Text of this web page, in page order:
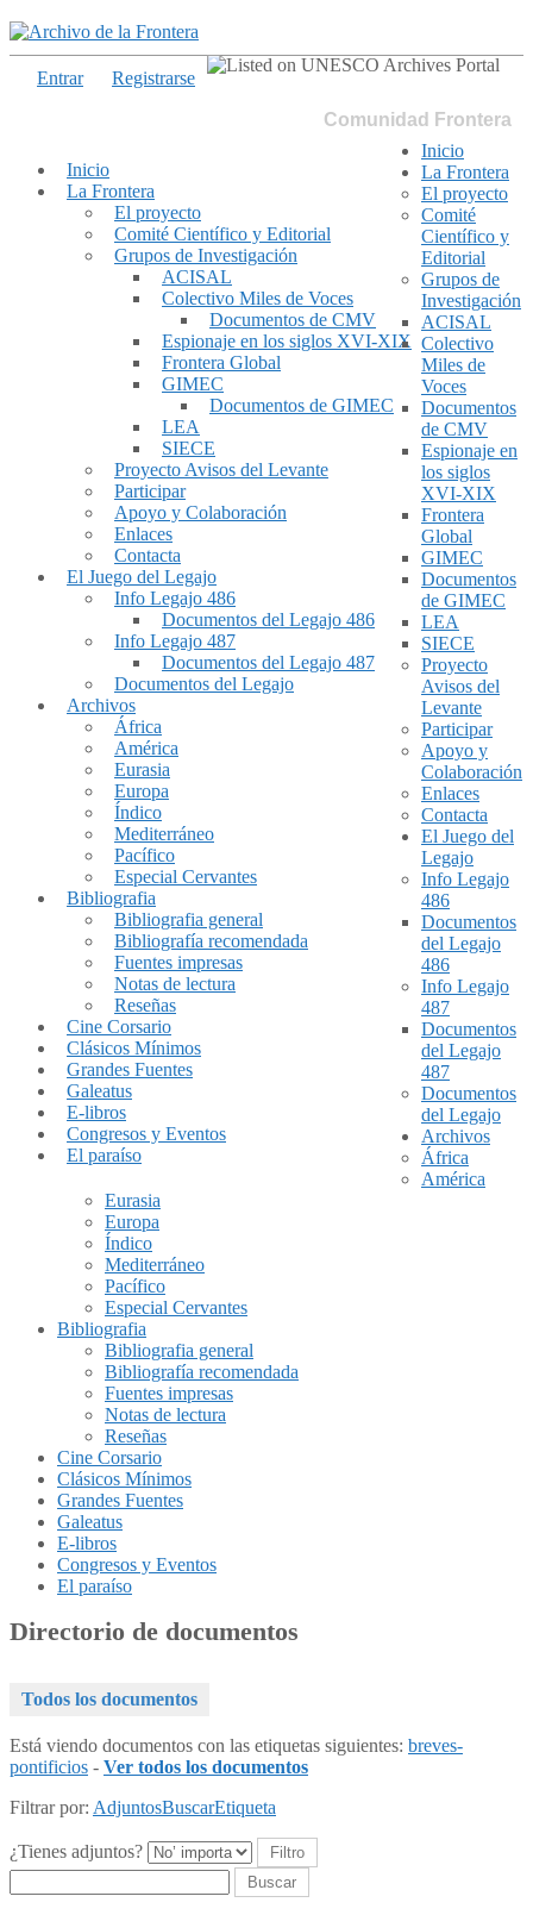
Comunidad Frontera
Inicio
La Frontera
El proyecto
Comité Científico y Editorial
Grupos de Investigación
ACISAL
Colectivo Miles de Voces
Documentos de CMV
Espionaje en los siglos XVI-XIX
Frontera Global
GIMEC
Documentos de GIMEC
LEA
SIECE
Proyecto Avisos del Levante
Participar
Apoyo y Colaboración
Enlaces
Contacta
El Juego del Legajo
Info Legajo 486
Documentos del Legajo 486
Info Legajo 487
Documentos del Legajo 487
Documentos del Legajo
Archivos
África
América
Eurasia
Europa
Índico
Mediterráneo
Pacífico
Especial Cervantes
Bibliografia
Bibliografia general
Bibliografía recomendada
Fuentes impresas
Notas de lectura
Reseñas
Cine Corsario
Clásicos Mínimos
Grandes Fuentes
Galeatus
E-libros
Congresos y Eventos
El paraíso
Entrar Registrarse
Inicio
La Frontera
El proyecto
Comité
Científico y
Editorial
Grupos de
Investigación
ACISAL
Colectivo
Miles de
Voces
Documentos
de CMV
Espionaje en
los siglos
XVI-XIX
Frontera
Global
GIMEC
Documentos
de GIMEC
LEA
SIECE
Proyecto
Avisos del
Levante
Participar
Apoyo y
Colaboración
Enlaces
Contacta
El Juego del
Legajo
Info Legajo
486
Documentos
del Legajo
486
Info Legajo
487
Documentos
del Legajo
487
Documentos
del Legajo
Archivos
África
América
Eurasia
Europa
Índico
Mediterráneo
Pacífico
Especial Cervantes
Bibliografia
Bibliografia general
Bibliografía recomendada
Fuentes impresas
Notas de lectura
Reseñas
Cine Corsario
Clásicos Mínimos
Grandes Fuentes
Galeatus
E-libros
Congresos y Eventos
El paraíso
Directorio de documentos
Todos los documentos
Está viendo documentos con las etiquetas siguientes: breves-
pontificios - Ver todos los documentos
Filtrar por: AdjuntosBuscarEtiqueta
¿Tienes adjuntos?
Buscar